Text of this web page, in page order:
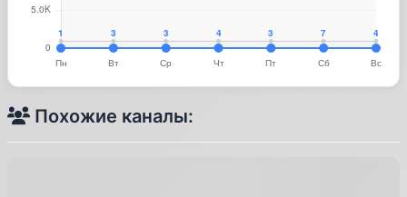
Похожие каналы: